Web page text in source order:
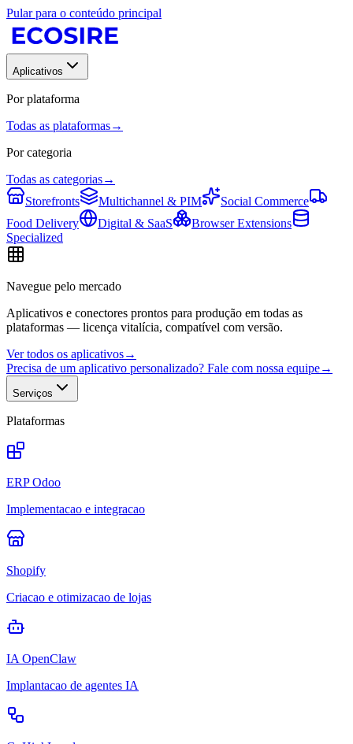
Pular para o conteúdo principal
Aplicativos
Por plataforma
Todas as plataformas→
Por categoria
Todas as categorias→
Storefronts
Multichannel & PIM
Social Commerce
Food Delivery
Digital & SaaS
Browser Extensions
Specialized
Navegue pelo mercado
Aplicativos e conectores prontos para produção em todas as
plataformas — licença vitalícia, compatível com versão.
Ver todos os aplicativos→
Precisa de um aplicativo personalizado? Fale com nossa equipe→
Serviços
Plataformas
ERP Odoo
Implementacao e integracao
Shopify
Criacao e otimizacao de lojas
IA OpenClaw
Implantacao de agentes IA